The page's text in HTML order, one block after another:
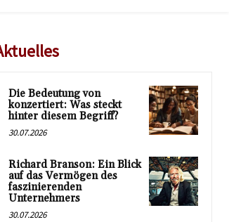
Die Bedeutung von
konzertiert: Was steckt
hinter diesem Begriff?
30.07.2026
Richard Branson: Ein Blick
auf das Vermögen des
faszinierenden
Unternehmers
30.07.2026